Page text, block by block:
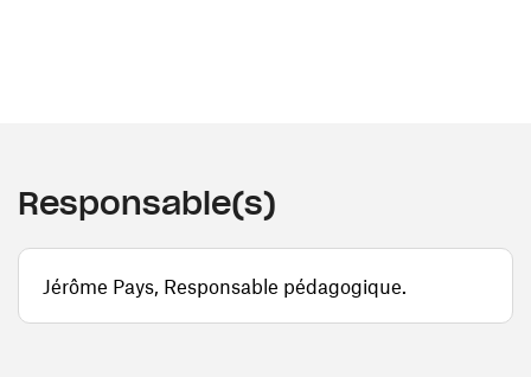
Responsable(s)
Jérôme Pays, Responsable pédagogique.